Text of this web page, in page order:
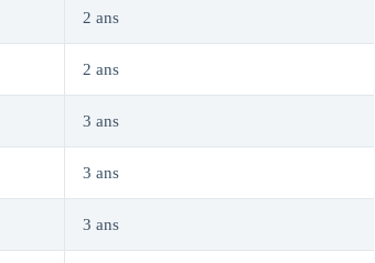
2 ans
2 ans
3 ans
3 ans
3 ans